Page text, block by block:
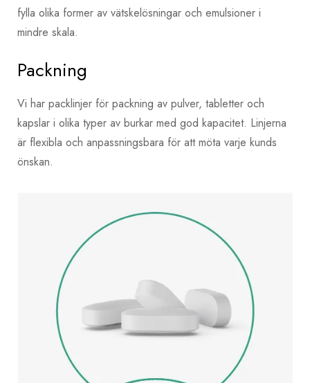
fylla olika former av vätskelösningar och emulsioner i
mindre skala.
Packning
Vi har packlinjer för packning av pulver, tabletter och
kapslar i olika typer av burkar med god kapacitet. Linjerna
är flexibla och anpassningsbara för att möta varje kunds
önskan.